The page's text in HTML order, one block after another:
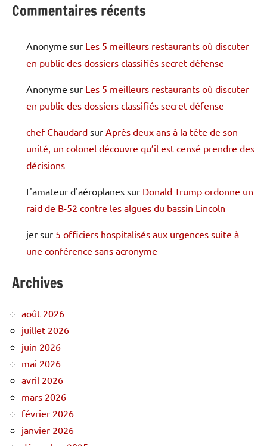
Commentaires récents
Anonyme sur Les 5 meilleurs restaurants où discuter
en public des dossiers classifiés secret défense
Anonyme sur Les 5 meilleurs restaurants où discuter
en public des dossiers classifiés secret défense
chef Chaudard sur Après deux ans à la tête de son
unité, un colonel découvre qu’il est censé prendre des
décisions
L'amateur d'aéroplanes sur Donald Trump ordonne un
raid de B-52 contre les algues du bassin Lincoln
jer sur 5 officiers hospitalisés aux urgences suite à
une conférence sans acronyme
Archives
août 2026
juillet 2026
juin 2026
mai 2026
avril 2026
mars 2026
février 2026
janvier 2026